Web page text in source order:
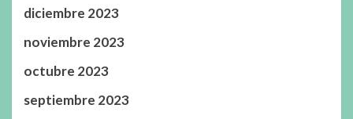
diciembre 2023
noviembre 2023
octubre 2023
septiembre 2023